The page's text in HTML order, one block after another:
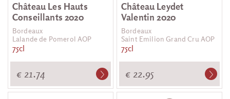
Château Les Hauts
Conseillants 2020
Bordeaux
Lalande de Pomerol AOP
75cl
€ 21.74
Château Leydet
Valentin 2020
Bordeaux
Saint Emilion Grand Cru AOP
75cl
€ 22.95